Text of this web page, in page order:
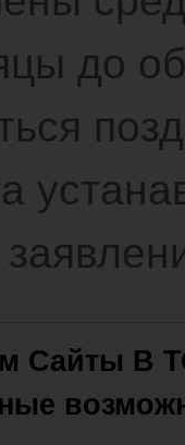
до
Сайты В